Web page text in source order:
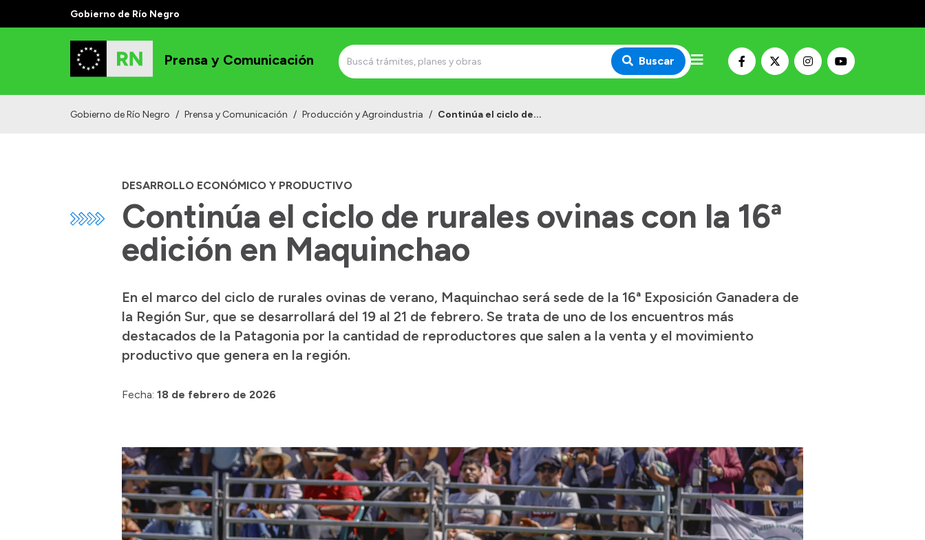
Gobierno de Río Negro
Prensa y Comunicación Buscar
Gobierno de Río Negro / Prensa y Comunicación / Producción y Agroindustria / Continúa el ciclo de...
DESARROLLO ECONÓMICO Y PRODUCTIVO
Continúa el ciclo de rurales ovinas con la 16ª
edición en Maquinchao
En el marco del ciclo de rurales ovinas de verano, Maquinchao será sede de la 16ª Exposición Ganadera de
la Región Sur, que se desarrollará del 19 al 21 de febrero. Se trata de uno de los encuentros más
destacados de la Patagonia por la cantidad de reproductores que salen a la venta y el movimiento
productivo que genera en la región.
Fecha: 18 de febrero de 2026